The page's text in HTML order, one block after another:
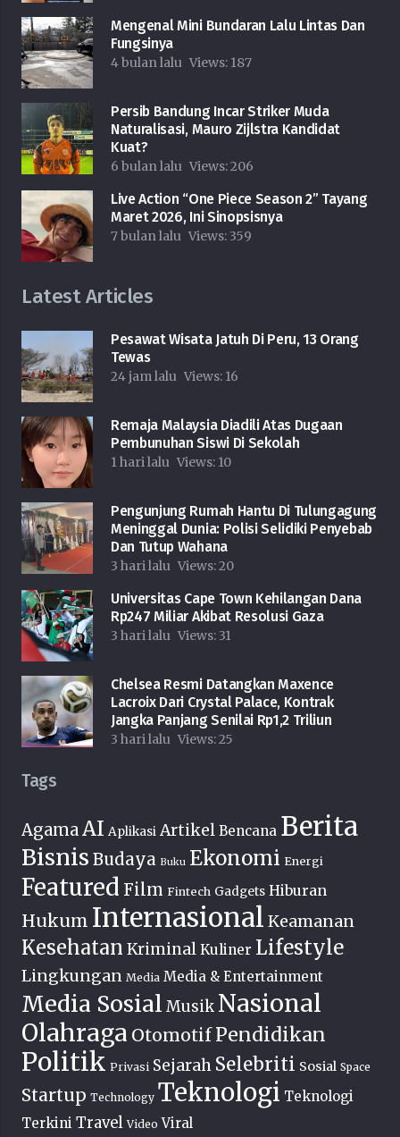
Mengenal Mini Bundaran Lalu Lintas Dan
Fungsinya
4 bulan lalu Views: 187
Persib Bandung Incar Striker Muda
Naturalisasi, Mauro Zijlstra Kandidat
Kuat?
6 bulan lalu Views:206
Live Action “One Piece Season 2” Tayang
Maret 2026, Ini Sinopsisnya
7 bulan lalu Views: 359
Latest Articles
Pesawat Wisata Jatuh Di Peru, 13 Orang
Tewas
24 jam lalu Views: 16
Remaja Malaysia Diadili Atas Dugaan
Pembunuhan Siswi Di Sekolah
1 hari lalu Views: 10
Pengunjung Rumah Hantu Di Tulungagung
Meninggal Dunia: Polisi Selidiki Penyebab
Dan Tutup Wahana
3 hari lalu Views:20
Universitas Cape Town Kehilangan Dana
Rp247 Miliar Akibat Resolusi Gaza
3 hari lalu Views: 31
Chelsea Resmi Datangkan Maxence
Lacroix Dari Crystal Palace, Kontrak
Jangka Panjang Senilai Rp1,2 Triliun
3 hari lalu Views:25
Tags
AgamaAI Aplikasi Artikel Bencana Berita
Bisnis Budaya Buku Ekonomi Energi
Featured Film Fintech Gadgets Hiburan
Hukum Internasional Keamanan
Kesehatan Kriminal Kuliner Lifestyle
Lingkungan Media Media & Entertainment
Media Sosial Musik Nasional
Olahraga Otomotif Pendidikan
Politik Privasi Sejarah Selebriti Sosial Space
Startup Technology Teknologi Teknologi
Terkini Travel Video Viral